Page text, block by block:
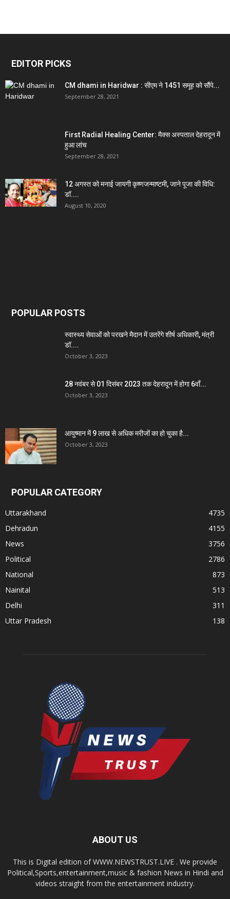
EDITOR PICKS
CM dhami in Haridwar : सीएम ने 1451 समूह को सौंपे...
September 28, 2021
First Radial Healing Center: मैक्स अस्पताल देहरादून में
हुआ लांच
September 28, 2021
12 अगस्त को मनाई जायगी कृष्णजन्माष्टमी, जाने पूजा की विधि:
डॉ....
August 10, 2020
POPULAR POSTS
स्वास्थ्य सेवाओं को परखने मैदान में उतरेंगे शीर्ष अधिकारी, मंत्री
डॉ....
October 3, 2023
28 नवंबर से 01 दिसंबर 2023 तक देहरादून में होगा 6वाँ...
October 3, 2023
आयुष्मान में 9 लाख से अधिक मरीजों का हो चुका है...
October 3, 2023
POPULAR CATEGORY
Uttarakhand
4735
Dehradun
4155
News
3756
Political
2786
National
873
Nainital
513
Delhi
311
Uttar Pradesh
138
ABOUT US
This is Digital edition of WWW.NEWSTRUST.LIVE . We provide
Political,Sports,entertainment,music & fashion News in Hindi and
videos straight from the entertainment industry.